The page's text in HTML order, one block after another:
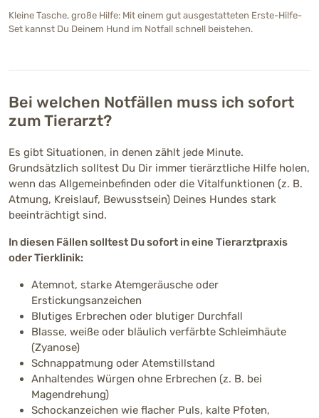
Kleine Tasche, große Hilfe: Mit einem gut ausgestatteten Erste-Hilfe-
Set kannst Du Deinem Hund im Notfall schnell beistehen.
Bei welchen Notfällen muss ich sofort
zum Tierarzt?
Es gibt Situationen, in denen zählt jede Minute.
Grundsätzlich solltest Du Dir immer tierärztliche Hilfe holen,
wenn das Allgemeinbefinden oder die Vitalfunktionen (z. B.
Atmung, Kreislauf, Bewusstsein) Deines Hundes stark
beeinträchtigt sind.
In diesen Fällen solltest Du sofort in eine Tierarztpraxis
oder Tierklinik:
Atemnot, starke Atemgeräusche oder
Erstickungsanzeichen
Blutiges Erbrechen oder blutiger Durchfall
Blasse, weiße oder bläulich verfärbte Schleimhäute
(Zyanose)
Schnappatmung oder Atemstillstand
Anhaltendes Würgen ohne Erbrechen (z. B. bei
Magendrehung)
Schockanzeichen wie flacher Puls, kalte Pfoten,